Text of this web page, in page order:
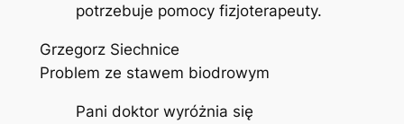
potrzebuje pomocy fizjoterapeuty.
Grzegorz Siechnice
Problem ze stawem biodrowym
Pani doktor wyróżnia się